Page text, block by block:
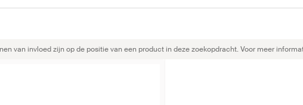
van invloed zijn op de positie van een product in deze zoekopdracht. Voor meer